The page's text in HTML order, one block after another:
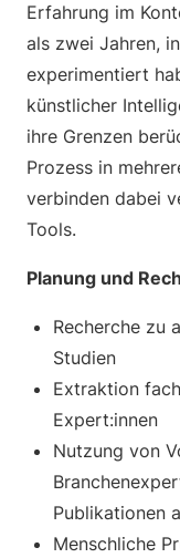
Erfahrung im
als zwei Jahren,
experimentiert
künstlicher
ihre Grenzen
Prozess in
verbinden dabei
Tools.
Planung und
Recherche zu
Studien
Extraktion
Expert:innen
Nutzung von
Publikationen
Menschliche